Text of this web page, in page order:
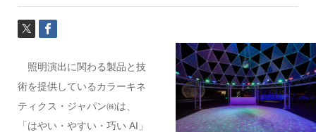
照明演出に関わる製品と技
術を提供しているカラーキネ
ティクス・ジャパン㈱は、
「はやい・やすい・巧い AI」